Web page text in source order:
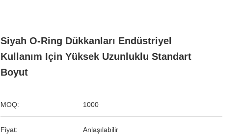
Siyah O-Ring Dükkanları Endüstriyel
Kullanım Için Yüksek Uzunluklu Standart
Boyut
MOQ: 1000
Fiyat: Anlaşılabilir